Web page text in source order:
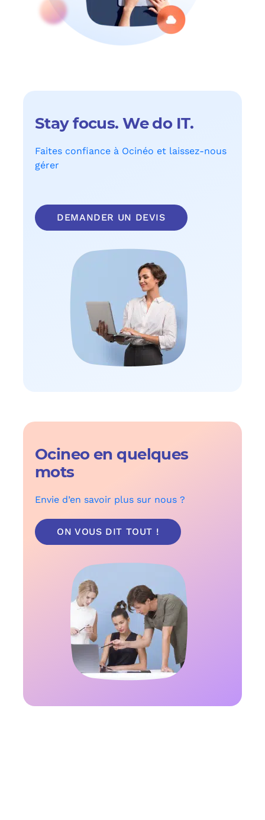
Stay focus. We do IT.
Faites confiance à Ocinéo et laissez-nous
gérer
DEMANDER UN DEVIS
Ocineo en quelques
mots
Envie d’en savoir plus sur nous ?
ON VOUS DIT TOUT !